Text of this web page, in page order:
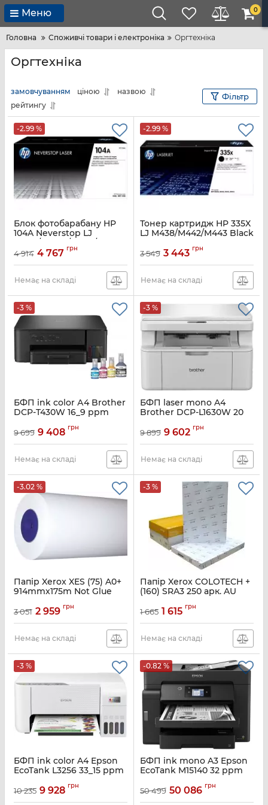
Меню 0
Головна Споживчі товари і електроніка Оргтехніка
Оргтехніка
замовчуванням ціною
назвою
рейтингу
Фільтр
-2.99 %
Блок фотобарабану HP
104A Neverstop LJ
1000a/1000w/1200a/1200w
в комплекті з тонером на
4 914 4 767 грн
Немає на складі
-2.99 %
Тонер картридж HP 335X
LJ M438/M442/M443 Black
Артикул: W1335X
3 549 3 443 грн
Немає на складі
-3 %
БФП ink color А4 Brother
DCP-T430W 16_9 ppm
Артикул: DCPT430WYJ1
9 699 9 408 грн
Немає на складі
-3 %
БФП laser mono A4
Brother DCP-L1630W 20
Артикул: DCPL1630WYJ1
9 899 9 602 грн
Немає на складі
-3.02 %
Папір Xerox XES (75) A0+
914mmx175m Not Glue
3 051 2 959 грн
Немає на складі
-3 %
Папір Xerox COLOTECH +
(160) SRA3 250 арк. AU
1 665 1 615 грн
Немає на складі
-3 %
БФП ink color A4 Epson
EcoTank L3256 33_15 ppm
Артикул: C11CJ67414
10 235 9 928 грн
-0.82 %
БФП ink mono A3 Epson
EcoTank M15140 32 ppm
Ethernet Wi-Fi Pigment
Артикул: C11CJ41404
50 499 50 086 грн